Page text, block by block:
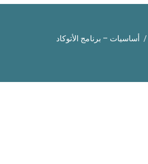
أساسيات – برنامج الأتوكاد